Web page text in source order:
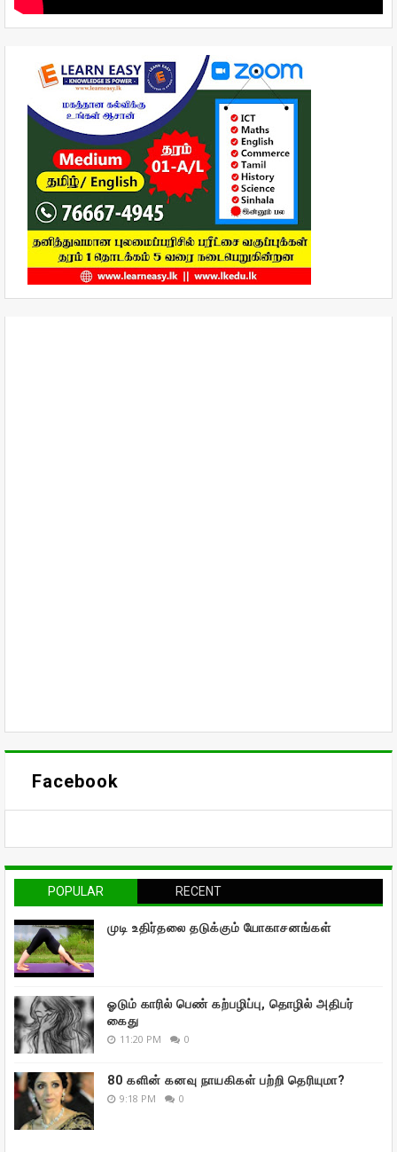
Facebook
POPULAR RECENT
முடி உதிர்தலை தடுக்கும் யோகாசனங்கள்
ஓடும் காரில் பெண் கற்பழிப்பு, தொழில் அதிபர்
கைது
11:20 PM 0
80 களின் கனவு நாயகிகள் பற்றி தெரியுமா?
9:18 PM 0